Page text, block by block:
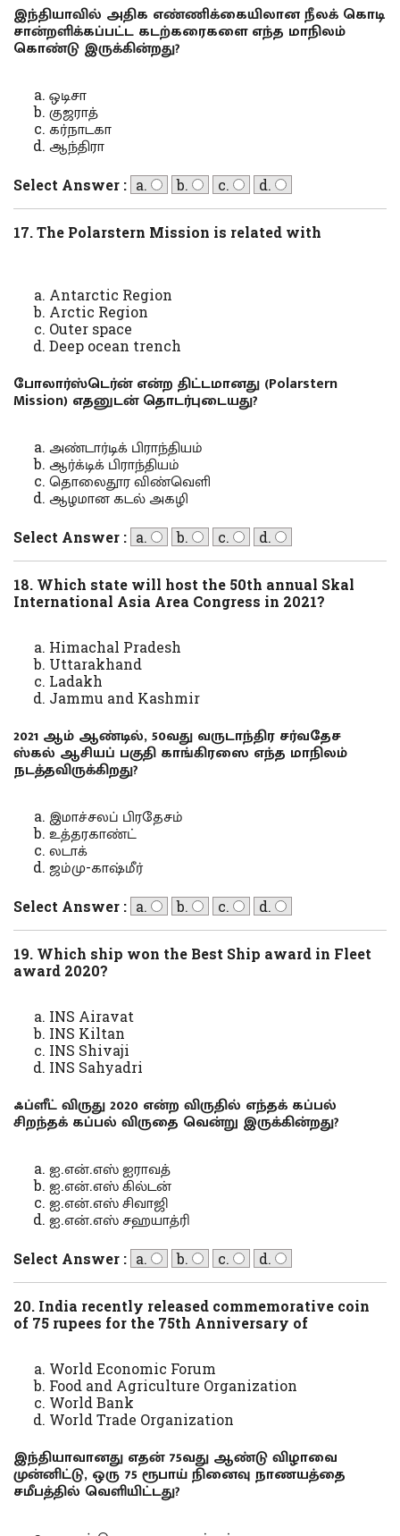
இந்தியாவில் அதிக எண்ணிக்கையிலான நீலக் கொடி
சான்றளிக்கப்பட்ட கடற்கரைகளை எந்த மாநிலம்
கொண்டு இருக்கின்றது?
ஒடிசா
குஜராத்
கர்நாடகா
ஆந்திரா
Select Answer : a. b. c. d.
17. The Polarstern Mission is related with
Antarctic Region
Arctic Region
Outer space
Deep ocean trench
போலார்ஸ்டெர்ன் என்ற திட்டமானது (Polarstern
Mission) எதனுடன் தொடர்புடையது?
அண்டார்டிக் பிராந்தியம்
ஆர்க்டிக் பிராந்தியம்
தொலைதூர விண்வெளி
ஆழமான கடல் அகழி
Select Answer : a. b. c. d.
18. Which state will host the 50th annual Skal
International Asia Area Congress in 2021?
Himachal Pradesh
Uttarakhand
Ladakh
Jammu and Kashmir
2021 ஆம் ஆண்டில், 50வது வருடாந்திர சர்வதேச
ஸ்கல் ஆசியப் பகுதி காங்கிரஸை எந்த மாநிலம்
நடத்தவிருக்கிறது?
இமாச்சலப் பிரதேசம்
உத்தரகாண்ட்
லடாக்
ஜம்மு-காஷ்மீர்
Select Answer : a. b. c. d.
19. Which ship won the Best Ship award in Fleet
award 2020?
INS Airavat
INS Kiltan
INS Shivaji
INS Sahyadri
ஃப்ளீட் விருது 2020 என்ற விருதில் எந்தக் கப்பல்
சிறந்தக் கப்பல் விருதை வென்று இருக்கின்றது?
ஐ.என்.எஸ் ஐராவத்
ஐ.என்.எஸ் கில்டன்
ஐ.என்.எஸ் சிவாஜி
ஐ.என்.எஸ் சஹயாத்ரி
Select Answer : a. b. c. d.
20. India recently released commemorative coin
of 75 rupees for the 75th Anniversary of
World Economic Forum
Food and Agriculture Organization
World Bank
World Trade Organization
இந்தியாவானது எதன் 75வது ஆண்டு விழாவை
முன்னிட்டு, ஒரு 75 ரூபாய் நினைவு நாணயத்தை
சமீபத்தில் வெளியிட்டது?